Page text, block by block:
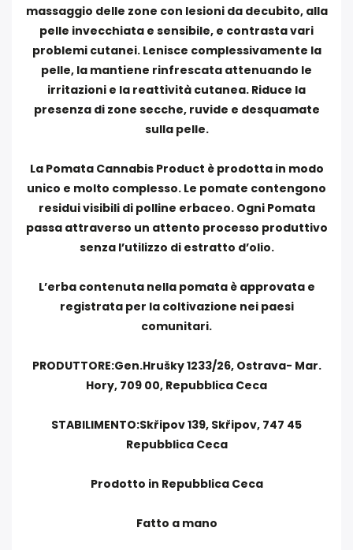
massaggio delle zone con lesioni da decubito, alla
pelle invecchiata e sensibile, e contrasta vari
problemi cutanei. Lenisce complessivamente la
pelle, la mantiene rinfrescata attenuando le
irritazioni e la reattività cutanea. Riduce la
presenza di zone secche, ruvide e desquamate
sulla pelle.
La Pomata Cannabis Product è prodotta in modo
unico e molto complesso. Le pomate contengono
residui visibili di polline erbaceo. Ogni Pomata
passa attraverso un attento processo produttivo
senza l’utilizzo di estratto d’olio.
L’erba contenuta nella pomata è approvata e
registrata per la coltivazione nei paesi
comunitari.
PRODUTTORE:Gen.Hrušky 1233/26, Ostrava- Mar.
Hory, 709 00, Repubblica Ceca
STABILIMENTO:Skřipov 139, Skřipov, 747 45
Repubblica Ceca
Prodotto in Repubblica Ceca
Fatto a mano